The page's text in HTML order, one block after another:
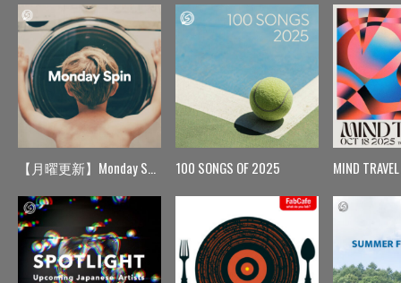
【月曜更新】Monday Spin 100 SONGS OF 2025 MIND TRAVEL